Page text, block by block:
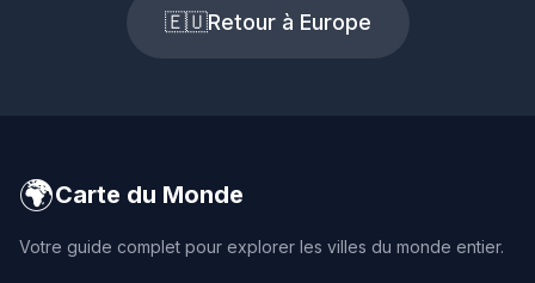
🇪🇺Retour à Europe
🌍Carte du Monde
Votre guide complet pour explorer les villes du monde entier.